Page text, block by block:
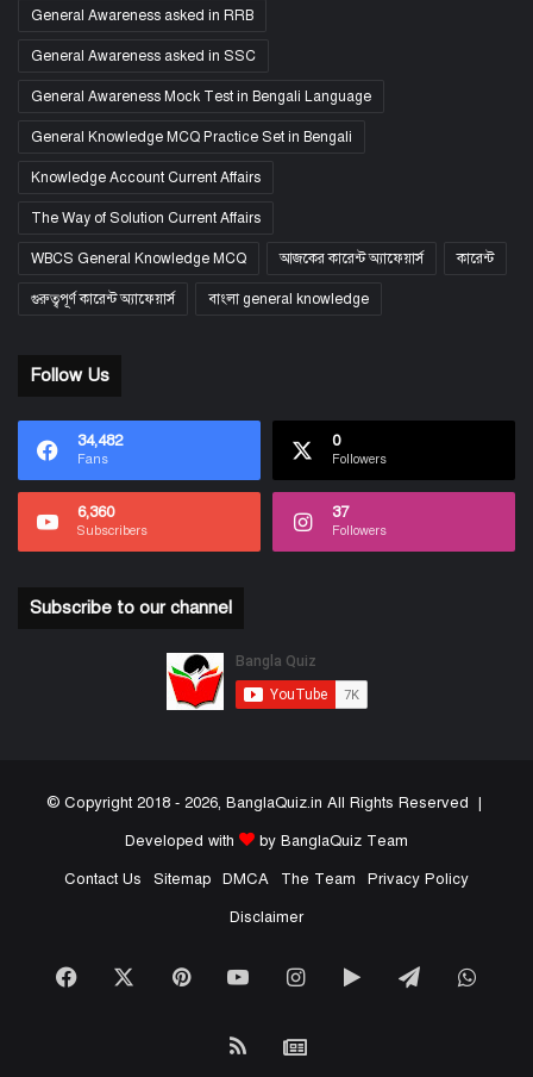
General Awareness asked in RRB
General Awareness asked in SSC
General Awareness Mock Test in Bengali Language
General Knowledge MCQ Practice Set in Bengali
Knowledge Account Current Affairs
The Way of Solution Current Affairs
WBCS General Knowledge MCQ আজকের কারেন্ট অ্যাফেয়ার্স কারেন্ট
গুরুত্বপূর্ণ কারেন্ট অ্যাফেয়ার্স বাংলা general knowledge
Follow Us
34,482
Fans
0
Followers
6,360
Subscribers
37
Followers
Subscribe to our channel
© Copyright 2018 - 2026, BanglaQuiz.in All Rights Reserved |
Developed with
by BanglaQuiz Team
Contact Us
Sitemap DMCA The Team
Privacy Policy
Disclaimer
Facebook PinterestYouTubeInstagram
GoogleTelegram
RSS Google